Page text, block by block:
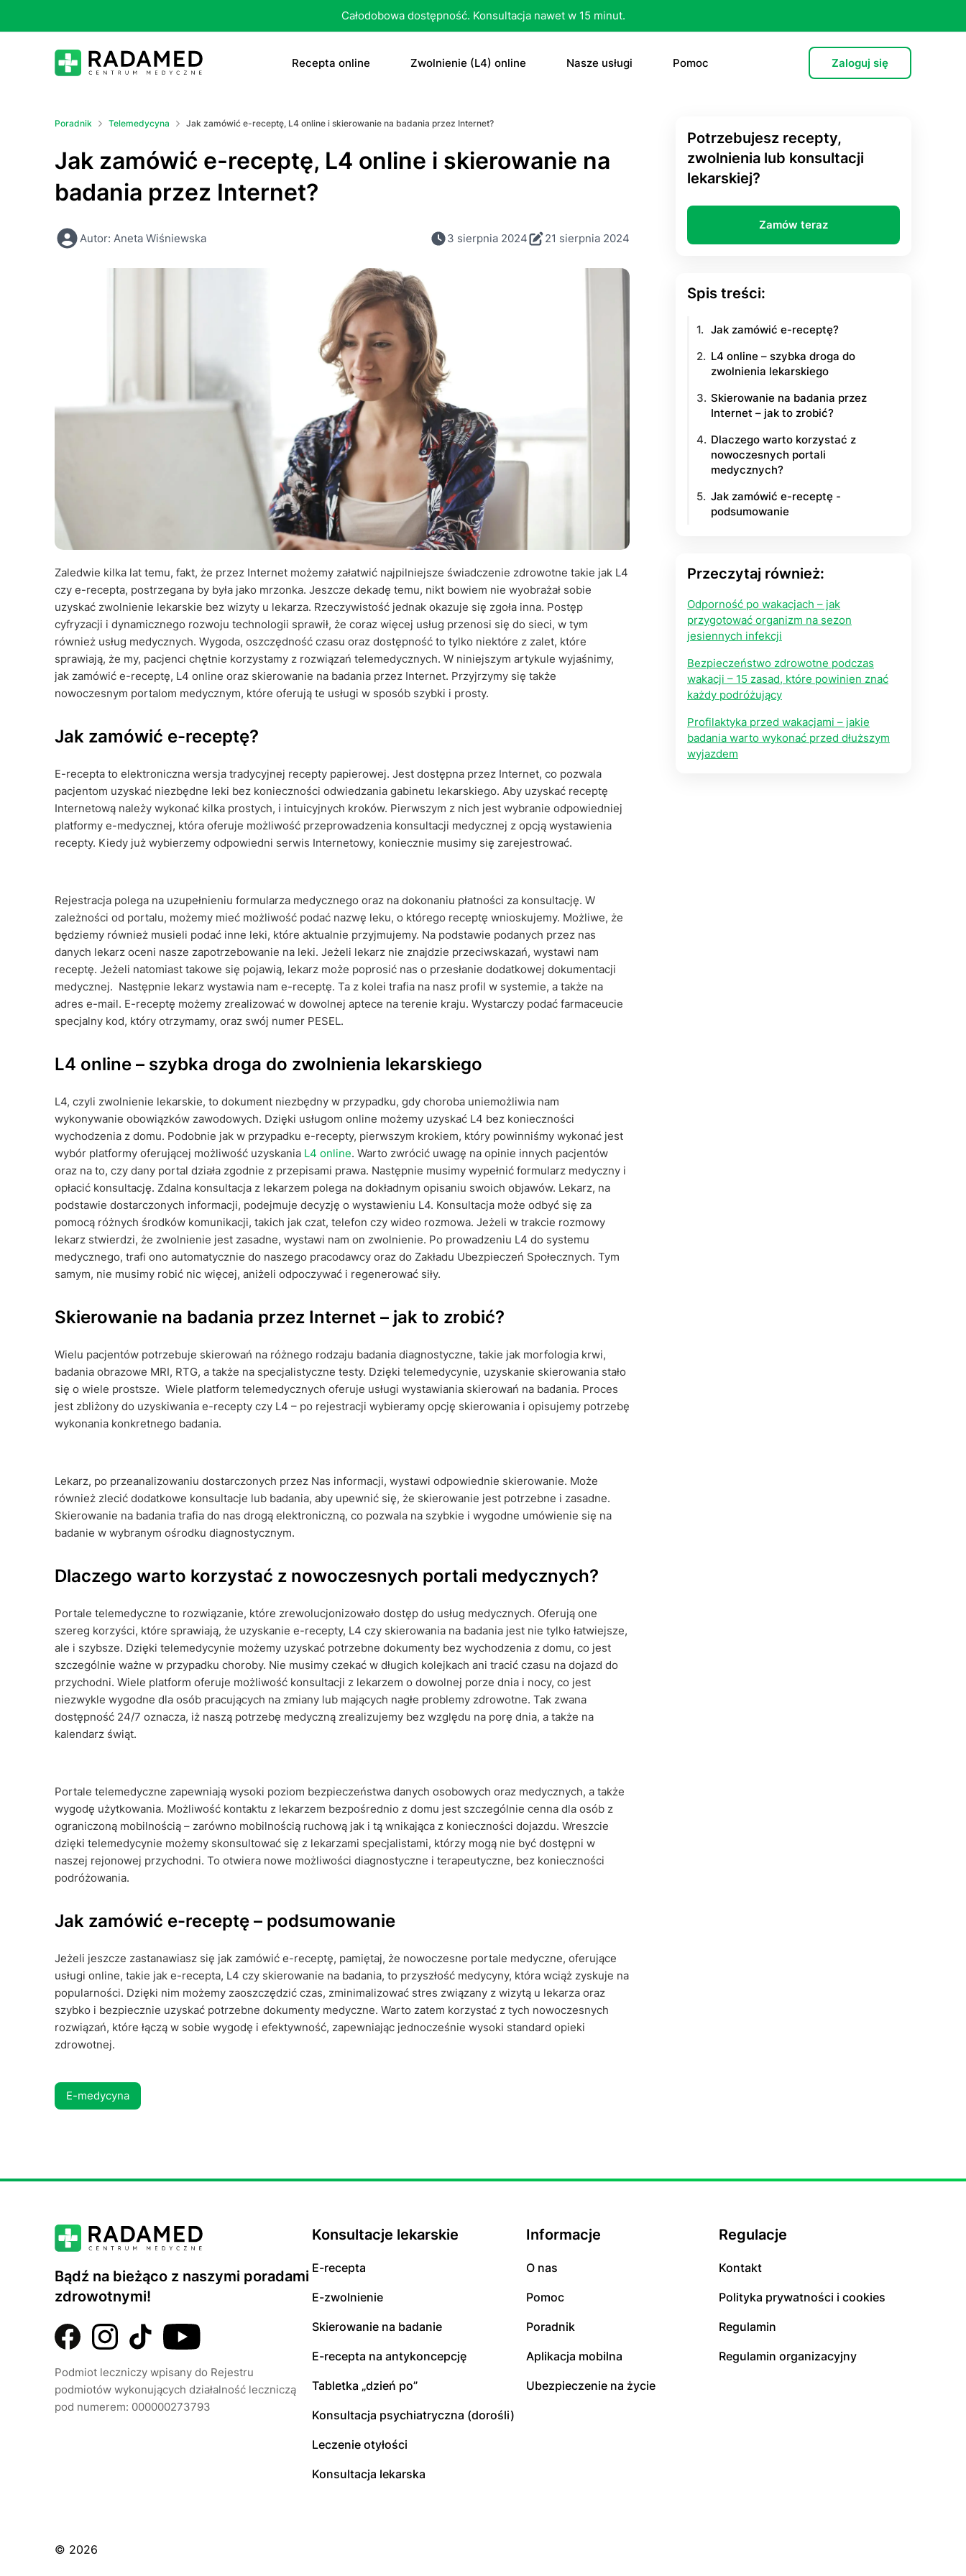
Całodobowa dostępność. Konsultacja nawet w 15 minut.
Recepta online
Tabletka „dzień po”
Zwolnienie (L4) online Nasze usługi
Konsultacja lekarska
Konsultacja psychiatryczna (dorośli)
Pomoc Zaloguj się
Poradnik Telemedycyna Jak zamówić e-receptę, L4 online i skierowanie na badania przez Internet?
Jak zamówić e-receptę, L4 online i skierowanie na
badania przez Internet?
Autor: Aneta Wiśniewska 3 sierpnia 2024 21 sierpnia 2024
Zaledwie kilka lat temu, fakt, że przez Internet możemy załatwić najpilniejsze świadczenie zdrowotne takie jak L4
czy e-recepta, postrzegana by była jako mrzonka. Jeszcze dekadę temu, nikt bowiem nie wyobrażał sobie
uzyskać zwolnienie lekarskie bez wizyty u lekarza. Rzeczywistość jednak okazuje się zgoła inna. Postęp
cyfryzacji i dynamicznego rozwoju technologii sprawił, że coraz więcej usług przenosi się do sieci, w tym
również usług medycznych. Wygoda, oszczędność czasu oraz dostępność to tylko niektóre z zalet, które
sprawiają, że my, pacjenci chętnie korzystamy z rozwiązań telemedycznych. W niniejszym artykule wyjaśnimy,
jak zamówić e-receptę, L4 online oraz skierowanie na badania przez Internet. Przyjrzymy się także
nowoczesnym portalom medycznym, które oferują te usługi w sposób szybki i prosty.
Jak zamówić e-receptę?
E-recepta to elektroniczna wersja tradycyjnej recepty papierowej. Jest dostępna przez Internet, co pozwala
pacjentom uzyskać niezbędne leki bez konieczności odwiedzania gabinetu lekarskiego. Aby uzyskać receptę
Internetową należy wykonać kilka prostych, i intuicyjnych kroków. Pierwszym z nich jest wybranie odpowiedniej
platformy e-medycznej, która oferuje możliwość przeprowadzenia konsultacji medycznej z opcją wystawienia
recepty. Kiedy już wybierzemy odpowiedni serwis Internetowy, koniecznie musimy się zarejestrować.
Rejestracja polega na uzupełnieniu formularza medycznego oraz na dokonaniu płatności za konsultację. W
zależności od portalu, możemy mieć możliwość podać nazwę leku, o którego receptę wnioskujemy. Możliwe, że
będziemy również musieli podać inne leki, które aktualnie przyjmujemy. Na podstawie podanych przez nas
danych lekarz oceni nasze zapotrzebowanie na leki. Jeżeli lekarz nie znajdzie przeciwskazań, wystawi nam
receptę. Jeżeli natomiast takowe się pojawią, lekarz może poprosić nas o przesłanie dodatkowej dokumentacji
medycznej. Następnie lekarz wystawia nam e-receptę. Ta z kolei trafia na nasz profil w systemie, a także na
adres e-mail. E-receptę możemy zrealizować w dowolnej aptece na terenie kraju. Wystarczy podać farmaceucie
specjalny kod, który otrzymamy, oraz swój numer PESEL.
L4 online – szybka droga do zwolnienia lekarskiego
L4, czyli zwolnienie lekarskie, to dokument niezbędny w przypadku, gdy choroba uniemożliwia nam
wykonywanie obowiązków zawodowych. Dzięki usługom online możemy uzyskać L4 bez konieczności
wychodzenia z domu. Podobnie jak w przypadku e-recepty, pierwszym krokiem, który powinniśmy wykonać jest
wybór platformy oferującej możliwość uzyskania L4 online. Warto zwrócić uwagę na opinie innych pacjentów
oraz na to, czy dany portal działa zgodnie z przepisami prawa. Następnie musimy wypełnić formularz medyczny i
opłacić konsultację. Zdalna konsultacja z lekarzem polega na dokładnym opisaniu swoich objawów. Lekarz, na
podstawie dostarczonych informacji, podejmuje decyzję o wystawieniu L4. Konsultacja może odbyć się za
pomocą różnych środków komunikacji, takich jak czat, telefon czy wideo rozmowa. Jeżeli w trakcie rozmowy
lekarz stwierdzi, że zwolnienie jest zasadne, wystawi nam on zwolnienie. Po prowadzeniu L4 do systemu
medycznego, trafi ono automatycznie do naszego pracodawcy oraz do Zakładu Ubezpieczeń Społecznych. Tym
samym, nie musimy robić nic więcej, aniżeli odpoczywać i regenerować siły.
Skierowanie na badania przez Internet – jak to zrobić?
Wielu pacjentów potrzebuje skierowań na różnego rodzaju badania diagnostyczne, takie jak morfologia krwi,
badania obrazowe MRI, RTG, a także na specjalistyczne testy. Dzięki telemedycynie, uzyskanie skierowania stało
się o wiele prostsze. Wiele platform telemedycznych oferuje usługi wystawiania skierowań na badania. Proces
jest zbliżony do uzyskiwania e-recepty czy L4 – po rejestracji wybieramy opcję skierowania i opisujemy potrzebę
wykonania konkretnego badania.
Lekarz, po przeanalizowaniu dostarczonych przez Nas informacji, wystawi odpowiednie skierowanie. Może
również zlecić dodatkowe konsultacje lub badania, aby upewnić się, że skierowanie jest potrzebne i zasadne.
Skierowanie na badania trafia do nas drogą elektroniczną, co pozwala na szybkie i wygodne umówienie się na
badanie w wybranym ośrodku diagnostycznym.
Dlaczego warto korzystać z nowoczesnych portali medycznych?
Portale telemedyczne to rozwiązanie, które zrewolucjonizowało dostęp do usług medycznych. Oferują one
szereg korzyści, które sprawiają, że uzyskanie e-recepty, L4 czy skierowania na badania jest nie tylko łatwiejsze,
ale i szybsze. Dzięki telemedycynie możemy uzyskać potrzebne dokumenty bez wychodzenia z domu, co jest
szczególnie ważne w przypadku choroby. Nie musimy czekać w długich kolejkach ani tracić czasu na dojazd do
przychodni. Wiele platform oferuje możliwość konsultacji z lekarzem o dowolnej porze dnia i nocy, co jest
niezwykle wygodne dla osób pracujących na zmiany lub mających nagłe problemy zdrowotne. Tak zwana
dostępność 24/7 oznacza, iż naszą potrzebę medyczną zrealizujemy bez względu na porę dnia, a także na
kalendarz świąt.
Portale telemedyczne zapewniają wysoki poziom bezpieczeństwa danych osobowych oraz medycznych, a także
wygodę użytkowania. Możliwość kontaktu z lekarzem bezpośrednio z domu jest szczególnie cenna dla osób z
ograniczoną mobilnością – zarówno mobilnością ruchową jak i tą wnikająca z konieczności dojazdu. Wreszcie
dzięki telemedycynie możemy skonsultować się z lekarzami specjalistami, którzy mogą nie być dostępni w
naszej rejonowej przychodni. To otwiera nowe możliwości diagnostyczne i terapeutyczne, bez konieczności
podróżowania.
Jak zamówić e-receptę – podsumowanie
Jeżeli jeszcze zastanawiasz się jak zamówić e-receptę, pamiętaj, że nowoczesne portale medyczne, oferujące
usługi online, takie jak e-recepta, L4 czy skierowanie na badania, to przyszłość medycyny, która wciąż zyskuje na
popularności. Dzięki nim możemy zaoszczędzić czas, zminimalizować stres związany z wizytą u lekarza oraz
szybko i bezpiecznie uzyskać potrzebne dokumenty medyczne. Warto zatem korzystać z tych nowoczesnych
rozwiązań, które łączą w sobie wygodę i efektywność, zapewniając jednocześnie wysoki standard opieki
zdrowotnej.
E-medycyna
Potrzebujesz recepty,
zwolnienia lub konsultacji
lekarskiej?
Zamów teraz
Spis treści:
Jak zamówić e-receptę?
L4 online – szybka droga do
zwolnienia lekarskiego
Skierowanie na badania przez
Internet – jak to zrobić?
Dlaczego warto korzystać z
nowoczesnych portali
medycznych?
Jak zamówić e-receptę -
podsumowanie
Przeczytaj również:
Odporność po wakacjach – jak
przygotować organizm na sezon
jesiennych infekcji
Bezpieczeństwo zdrowotne podczas
wakacji – 15 zasad, które powinien znać
każdy podróżujący
Profilaktyka przed wakacjami – jakie
badania warto wykonać przed dłuższym
wyjazdem
Bądź na bieżąco z naszymi poradami
zdrowotnymi!
Podmiot leczniczy wpisany do Rejestru
podmiotów wykonujących działalność leczniczą
pod numerem: 000000273793
Konsultacje lekarskie
E-recepta
E-zwolnienie
Skierowanie na badanie
E-recepta na antykoncepcję
Tabletka „dzień po”
Konsultacja psychiatryczna (dorośli)
Leczenie otyłości
Konsultacja lekarska
Informacje
O nas
Pomoc
Poradnik
Aplikacja mobilna
Ubezpieczenie na życie
Regulacje
Kontakt
Polityka prywatności i cookies
Regulamin
Regulamin organizacyjny
© 2026